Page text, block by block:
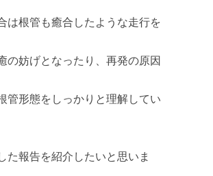
は根管も癒合したような走行を
の妨げとなったり、再発の原因
管形態をしっかりと理解してい
た報告を紹介したいと思いま